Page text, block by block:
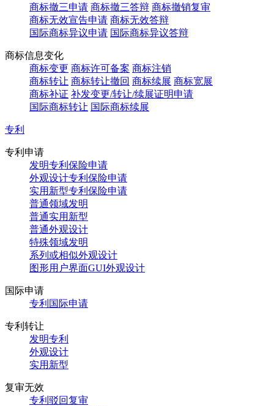
商标撤三申请 商标撤三答辩 商标撤销复审
商标无效宣告申请 商标无效答辩
国际商标异议申请 国际商标异议答辩
商标信息变化
商标变更 商标许可备案 商标注销
商标转让 商标转让撤回 商标续展 商标宽展
商标补证 补发变更/转让/续展证明申请
国际商标转让 国际商标续展
专利
专利申请
发明专利保险申请
外观设计专利保险申请
实用新型专利保险申请
普通领域发明
普通实用新型
普通外观设计
特殊领域发明
系列或相似外观设计
图形用户界面GUI外观设计
国际申请
专利国际申请
专利转让
发明专利
外观设计
实用新型
复审无效
专利驳回复审